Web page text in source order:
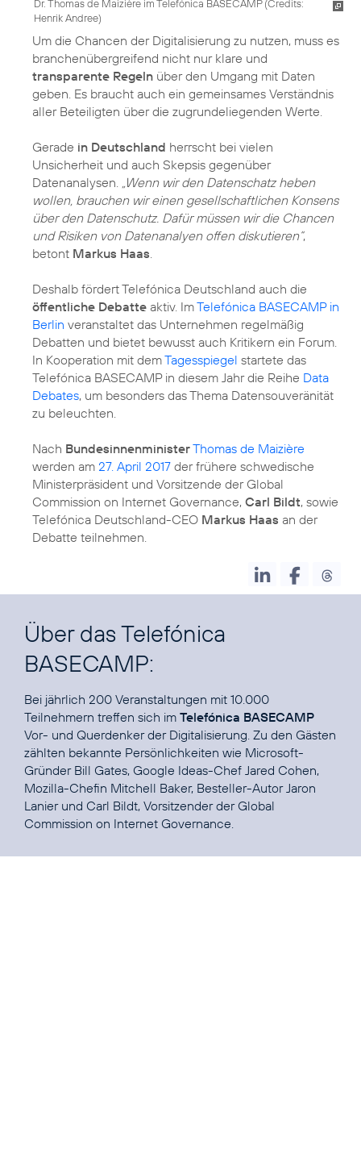
Dr. Thomas de Maizière im Telefónica BASECAMP (Credits:
Henrik Andree)
Um die Chancen der Digitalisierung zu nutzen, muss es
branchenübergreifend nicht nur klare und
transparente Regeln über den Umgang mit Daten
geben. Es braucht auch ein gemeinsames Verständnis
aller Beteiligten über die zugrundeliegenden Werte.
Gerade in Deutschland herrscht bei vielen
Unsicherheit und auch Skepsis gegenüber
Datenanalysen.
„Wenn wir den Datenschatz heben
wollen, brauchen wir einen gesellschaftlichen Konsens
über den Datenschutz. Dafür müssen wir die Chancen
und Risiken von Datenanalyen offen diskutieren“,
betont Markus Haas
Deshalb fördert Telefónica Deutschland auch die
öffentliche Debatte aktiv. ImTelefónica BASECAMP in
Berlin veranstaltet das Unternehmen regelmäßig
Debatten und bietet bewusst auch Kritikern ein Forum.
In Kooperation mit demTagesspiegel startete das
Telefónica BASECAMP in diesem Jahr die Reihe Data
Debates, um besonders das Thema Datensouveränität
zu beleuchten.
Nach BundesinnenministerThomas de Maizière
werden am 27. April 2017 der frühere schwedische
Ministerpräsident und Vorsitzende der Global
Commission on Internet Governance, Carl Bildt, sowie
Telefónica Deutschland-CEO Markus Haas an der
Debatte teilnehmen.
Über das Telefónica
BASECAMP:
Bei jährlich 200 Veranstaltungen mit 10.000
Teilnehmern treffen sich im Telefónica BASECAMP
Vor- und Querdenker der Digitalisierung. Zu den Gästen
zählten bekannte Persönlichkeiten wie Microsoft-
Gründer Bill Gates, Google Ideas-Chef Jared Cohen,
Mozilla-Chefin Mitchell Baker, Besteller-Autor Jaron
Lanierund Carl Bildt, Vorsitzender der Global
Commission on Internet Governance.